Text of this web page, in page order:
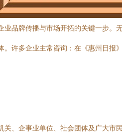
品牌传播与市场开拓的关键一步
许多企业主常咨询：在《惠州日
关、企事业单位、社会团体及广大